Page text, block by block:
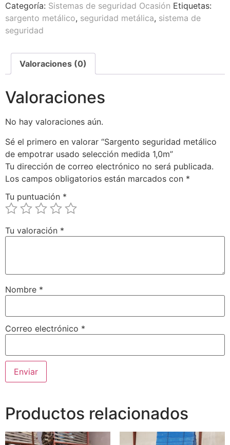
Categoría: Sistemas de seguridad Ocasión Etiquetas:
sargento metálico, seguridad metálica, sistema de
seguridad
Valoraciones (0)
Valoraciones
No hay valoraciones aún.
Sé el primero en valorar “Sargento seguridad metálico
de empotrar usado selección medida 1,0m”
Tu dirección de correo electrónico no será publicada.
Los campos obligatorios están marcados con *
Tu puntuación *
Tu valoración *
Nombre *
Correo electrónico *
Productos relacionados